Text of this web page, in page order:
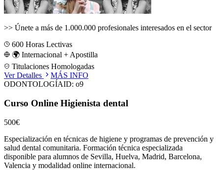
>> Únete a más de 1.000.000 profesionales interesados en el sector
600 Horas Lectivas
🌍 Internacional + Apostilla
Titulaciones Homologadas
Ver Detalles
MÁS INFO
ODONTOLOGÍAID: o9
Curso Online Higienista dental
500€
Especialización en técnicas de higiene y programas de prevención y
salud dental comunitaria. Formación técnica especializada
disponible para alumnos de Sevilla, Huelva, Madrid, Barcelona,
Valencia y modalidad online internacional.